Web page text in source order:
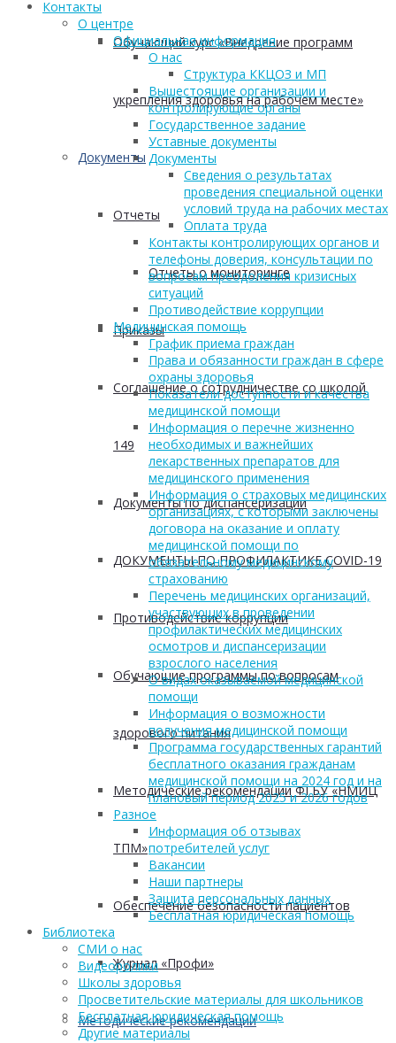
Обучающий курс «Внедрение программ
укрепления здоровья на рабочем месте»
Документы
Отчеты
Отчеты о мониторинге
Приказы
Соглашение о сотрудничестве со школой
149
Документы по диспансеризации
ДОКУМЕНТЫ ПО ПРОФИЛАКТИКЕ COVID-19
Противодействие коррупции
Обучающие программы по вопросам
здорового питания
Методические рекомендации ФГБУ «НМИЦ
ТПМ»
Обеспечение безопасности пациентов
Журнал «Профи»
Методические рекомендации
Контакты
О центре
Официальная информация
О нас
Структура ККЦОЗ и МП
Вышестоящие организации и
контролирующие органы
Государственное задание
Уставные документы
Документы
Сведения о результатах
проведения специальной оценки
условий труда на рабочих местах
Оплата труда
Контакты контролирующих органов и
телефоны доверия, консультации по
вопросам преодоления кризисных
ситуаций
Противодействие коррупции
Медицинская помощь
График приема граждан
Права и обязанности граждан в сфере
охраны здоровья
Показатели доступности и качества
медицинской помощи
Информация о перечне жизненно
необходимых и важнейших
лекарственных препаратов для
медицинского применения
Информация о страховых медицинских
организациях, с которыми заключены
договора на оказание и оплату
медицинской помощи по
обязательному медицинскому
страхованию
Перечень медицинских организаций,
участвующих в проведении
профилактических медицинских
осмотров и диспансеризации
взрослого населения
О видах оказываемой медицинской
помощи
Информация о возможности
получения медицинской помощи
Программа государственных гарантий
бесплатного оказания гражданам
медицинской помощи на 2024 год и на
плановый период 2025 и 2026 годов
Разное
Информация об отзывах
потребителей услуг
Вакансии
Наши партнеры
Защита персональных данных
Бесплатная юридическая помощь
Библиотека
СМИ о нас
Видеоролики
Школы здоровья
Просветительские материалы для школьников
Бесплатная юридическая помощь
Другие материалы